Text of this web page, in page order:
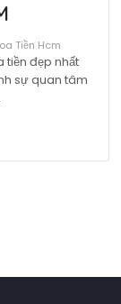
Tiền Hcm
tiền đẹp nhất
sự quan tâm